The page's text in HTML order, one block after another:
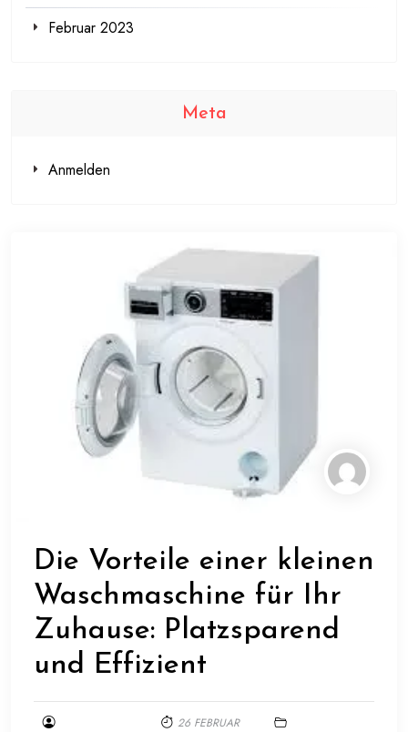
Die Vorteile einer kleinen
Waschmaschine für Ihr
Zuhause: Platzsparend
und Effizient
26 FEBRUAR
Februar 2023
Meta
Anmelden